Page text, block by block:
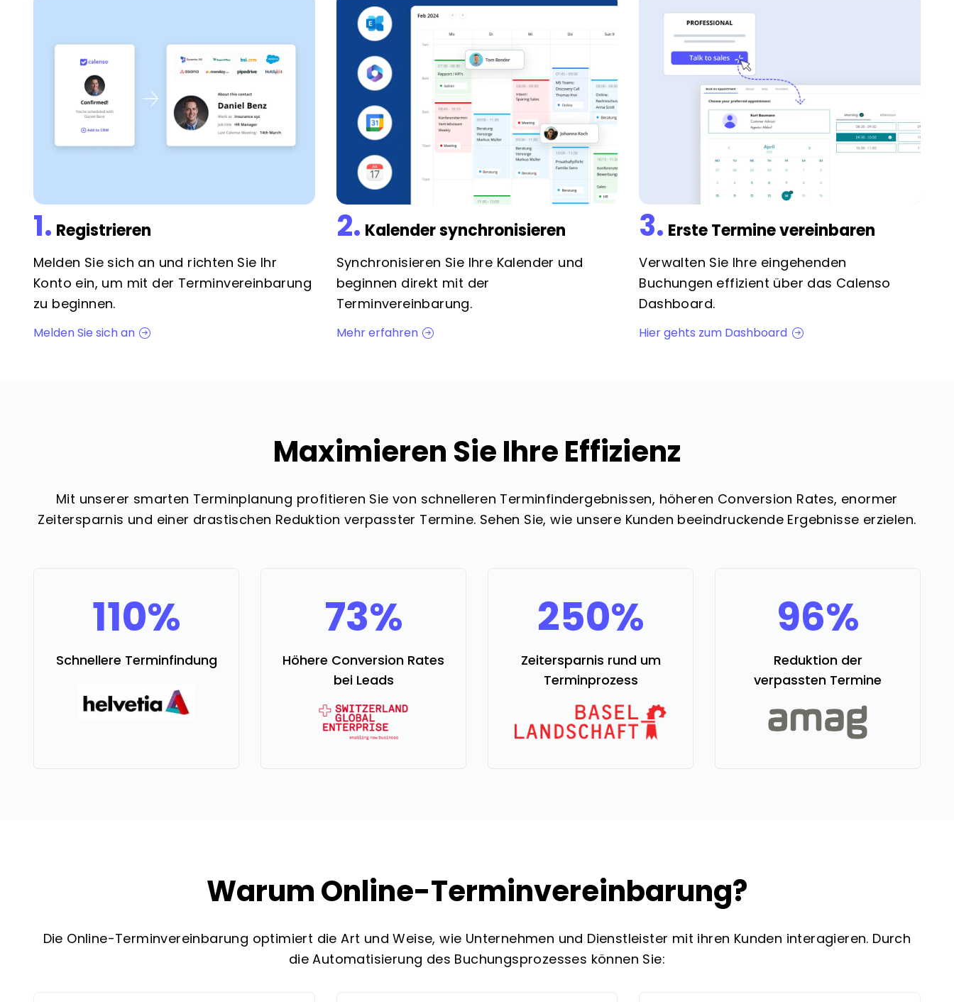
1. Registrieren
Melden Sie sich an und richten Sie Ihr
Konto ein, um mit der Terminvereinbarung
zu beginnen.
Melden Sie sich an
2. Kalender synchronisieren
Synchronisieren Sie Ihre Kalender und
beginnen direkt mit der
Terminvereinbarung.
Mehr erfahren
3. Erste Termine vereinbaren
Verwalten Sie Ihre eingehenden
Buchungen effizient über das Calenso
Dashboard.
Hier gehts zum Dashboard
Maximieren Sie Ihre Effizienz
Mit unserer smarten Terminplanung profitieren Sie von schnelleren Terminfindergebnissen, höheren Conversion Rates, enormer
Zeitersparnis und einer drastischen Reduktion verpasster Termine. Sehen Sie, wie unsere Kunden beeindruckende Ergebnisse erzielen.
110%
Schnellere Terminfindung
73%
Höhere Conversion Rates
bei Leads
250%
Zeitersparnis rund um
Terminprozess
96%
Reduktion der
verpassten Termine
Warum Online-Terminvereinbarung?
Die Online-Terminvereinbarung optimiert die Art und Weise, wie Unternehmen und Dienstleister mit ihren Kunden interagieren. Durch
die Automatisierung des Buchungsprozesses können Sie: